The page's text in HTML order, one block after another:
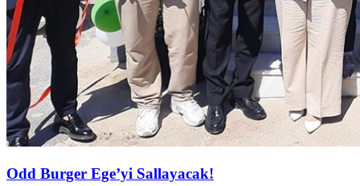
Odd Burger Ege’yi Sallayacak!